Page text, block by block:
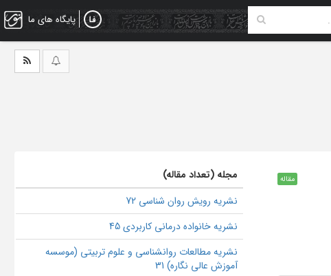
پایگاه های ما
مقاله
مجله (تعداد مقاله)
نشریه رویش روان شناسی 72
نشریه خانواده درمانی کاربردی 45
نشریه مطالعات روانشناسی و علوم تربیتی (موسسه
آموزش عالی نگاره) 31